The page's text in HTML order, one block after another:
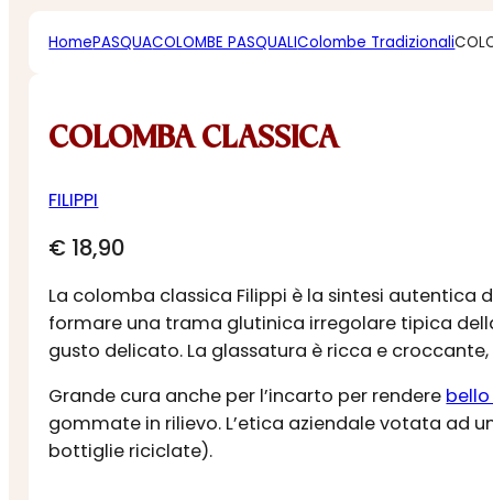
HomePASQUACOLOMBE PASQUALIColombe Tradizionali
COLOMBA CLASSICA
FILIPPI
€ 18,90
La colomba classica Filippi è la sintesi autentica
formare una trama glutinica irregolare tipica
gusto delicato. La glassatura è ricca e
Grande cura anche per l’incarto per rendere
gommate in rilievo. L’etica aziendale votata ad
bottiglie riciclate).